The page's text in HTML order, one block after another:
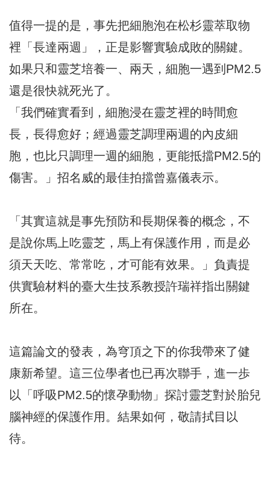
值得一提的是，事先把細胞泡在松杉靈萃取物
裡「長達兩週」，正是影響實驗成敗的關鍵。
如果只和靈芝培養一、兩天，細胞一遇到PM2.5
還是很快就死光了。
「我們確實看到，細胞浸在靈芝裡的時間愈
長，長得愈好；經過靈芝調理兩週的內皮細
胞，也比只調理一週的細胞，更能抵擋PM2.5的
傷害。」招名威的最佳拍擋曾嘉儀表示。
「其實這就是事先預防和長期保養的概念，不
是說你馬上吃靈芝，馬上有保護作用，而是必
須天天吃、常常吃，才可能有效果。」負責提
供實驗材料的臺大生技系教授許瑞祥指出關鍵
所在。
這篇論文的發表，為穹頂之下的你我帶來了健
康新希望。這三位學者也已再次聯手，進一歩
以「呼吸PM2.5的懷孕動物」探討靈芝對於胎兒
腦神經的保護作用。結果如何，敬請拭目以
待。